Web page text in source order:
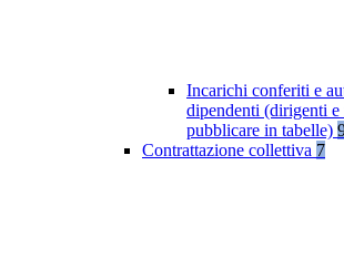
Incarichi conferiti e
dipendenti (dirigenti
pubblicare in tabelle)
Contrattazione collettiva 7